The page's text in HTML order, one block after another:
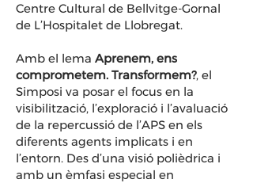
Centre Cultural de Bellvitge-Gornal
de L’Hospitalet de Llobregat.
Amb el lema Aprenem, ens
comprometem. Transformem?, el
Simposi va posar el focus en la
visibilització, l’exploració i l’avaluació
de la repercussió de l’APS en els
diferents agents implicats i en
l’entorn. Des d’una visió polièdrica i
amb un èmfasi especial en